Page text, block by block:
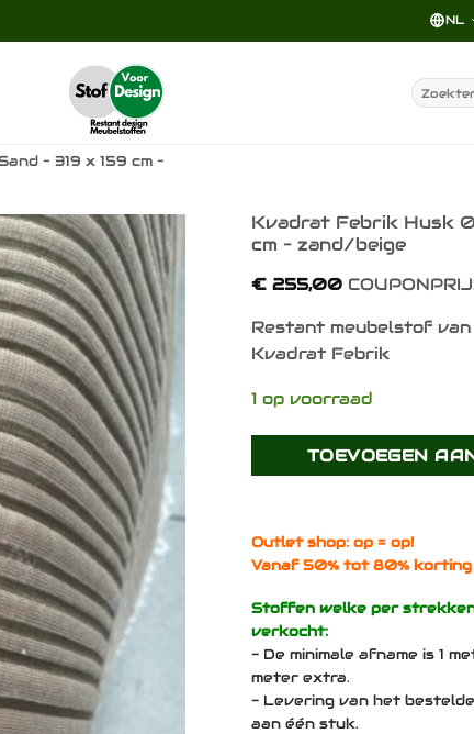
NL
Zoeken
naar:
– 319 x 159 cm –
Toevoegen
aan
verlanglijst
Kvadrat Febrik Husk
cm – zand/beige
€255,00
Restant meubelstof
Kvadrat Febrik
1 op voorraad
TOEVOEGEN
Outlet shop: op = op!
Vanaf 50% tot 80% korting
Stoffen welke per
verkocht:
- De minimale afname is 1
meter extra.
- Levering van het
aan één stuk.